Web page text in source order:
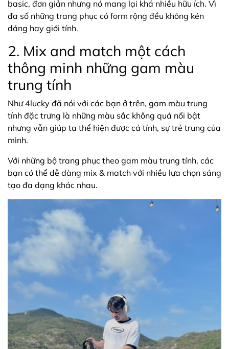
basic, đơn giản nhưng nó mang lại khá nhiều hữu ích. Vì
đa số những trang phục có form rộng đều không kén
dáng hay giới tính.
2. Mix and match một cách
thông minh những gam màu
trung tính
Như 4lucky đã nói với các bạn ở trên, gam màu trung
tính đặc trưng là những màu sắc không quá nổi bật
nhưng vẫn giúp ta thể hiện được cá tính, sự trẻ trung của
mình.
Với những bộ trang phục theo gam màu trung tính, các
bạn có thể dễ dàng mix & match với nhiều lựa chọn sáng
tạo đa dạng khác nhau.